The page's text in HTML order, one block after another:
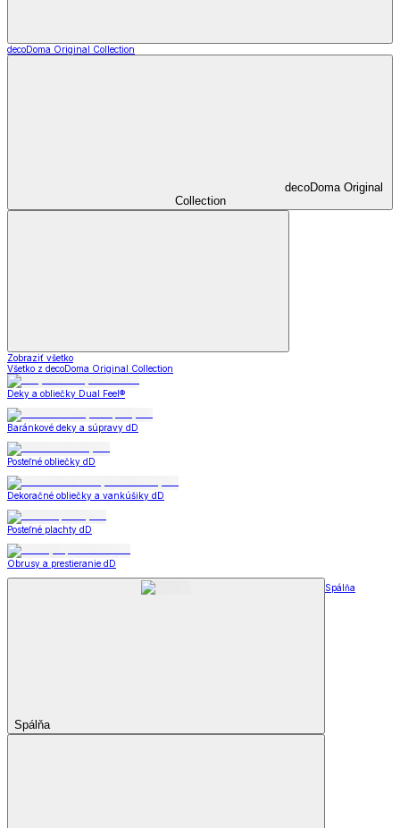
decoDoma Original Collection
decoDoma Original
Collection
Zobraziť všetko
Všetko z decoDoma Original Collection
Deky a obliečky Dual Feel®
Baránkové deky a súpravy dD
Posteľné obliečky dD
Dekoračné obliečky a vankúšiky dD
Posteľné plachty dD
Obrusy a prestieranie dD
Spálňa
Spálňa